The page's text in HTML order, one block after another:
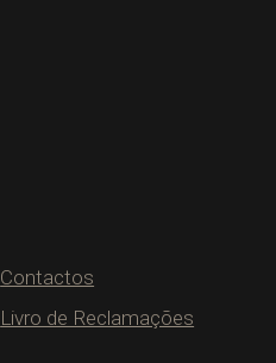
Contactos
Livro de Reclamações